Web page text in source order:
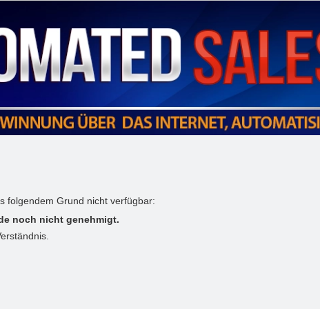
folgendem Grund nicht verfügbar:
noch nicht genehmigt.